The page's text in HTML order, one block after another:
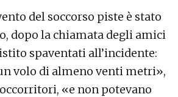
del soccorso piste è stato
dopo la chiamata degli amici
spaventati all’incidente:
volo di almeno venti metri»,
«e non potevano